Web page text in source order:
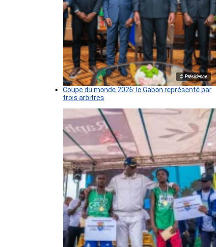
© Présidence
Coupe du monde 2026: le Gabon représenté par
trois arbitres